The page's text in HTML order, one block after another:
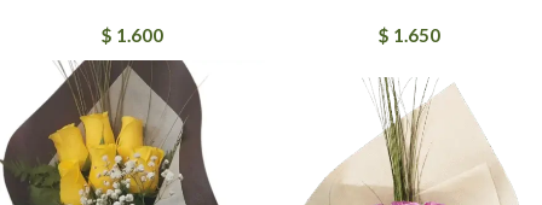
$ 1.600 $ 1.650